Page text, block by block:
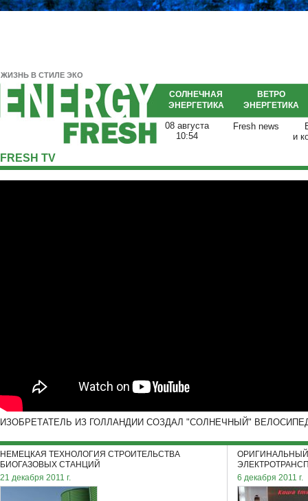
ЖИЗНЬ В СТИЛЕ ЭКО
СОЛНЕЧНАЯ
ЭНЕРГЕТИКА
ВЕТРО
ЭНЕРГЕТИКА
Fresh news
и
08 августа
10:54
FRESH TV
ИЗОБРЕТАТЕЛЬ ИЗ ГОЛЛАНДИИ СОЗДАЛ "СОЛНЕЧНЫЙ"
НЕМЕЦКАЯ ТЕХНОЛОГИЯ СТРОИТЕЛЬСТВА
БИОГАЗОВЫХ СТАНЦИЙ
21 декабря 2011 г.
6 декабря 2011 г.